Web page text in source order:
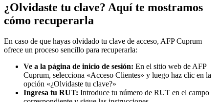
¿Olvidaste tu clave? Aquí te mostramos
cómo recuperarla
En caso de que hayas olvidado tu clave de acceso, AFP Cuprum
ofrece un proceso sencillo para recuperarla:
Ve a la página de inicio de sesión: En el sitio web de AFP
Cuprum, selecciona «Acceso Clientes» y luego haz clic en la
opción «¿Olvidaste tu clave?»
Ingresa tu RUT: Introduce tu número de RUT en el campo